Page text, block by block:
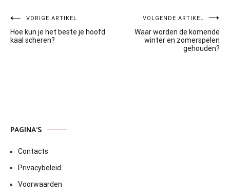
Bericht
navigatie
VORIGE ARTIKEL
Hoe kun je het beste je hoofd
kaal scheren?
VOLGENDE ARTIKEL
Waar worden de komende
winter en zomerspelen
gehouden?
PAGINA’S
Contacts
Privacybeleid
Voorwaarden